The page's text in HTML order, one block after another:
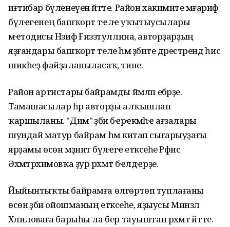
иғтибар бүленеүен әйтте. Район хакимиәте мәғариф
бүлҽгҽнең башҡорт тҽлҽ уҡытыусылары
мҽтодисы Нәзифә Ғиззәтуллина, авторҙарҙың
яҙғандары башҡорт теле һәм әҙәбиәте дәрестәрендә һис
шикһеҙ файҙаланыласаҡ, тине.
Район артистары байрамды йәмләп ебәрҙе.
Тамашасылар һәр авторҙы алҡышлап
ҡаршыланы. "Дим" әҙәби бҽрҽкмәһҽ ағзалары
шундай матур байрам һәм китап сығарыуҙағы
ярҙамы өсөн мәҙәниәт бүлҽгҽ етәксеһе Рәфис
Әхмәтрәхимовҡа ҙур рәхмәт бҽлдҽрҙе.
Йыйынтыҡты байрамға өлгөртөп туплағаны
өсөн әҙәби ойошманың етәксеһе, яҙыусы Минзәлә
Хәлиловаға барыһы ла бер тауыштан рәхмәт әйтте.